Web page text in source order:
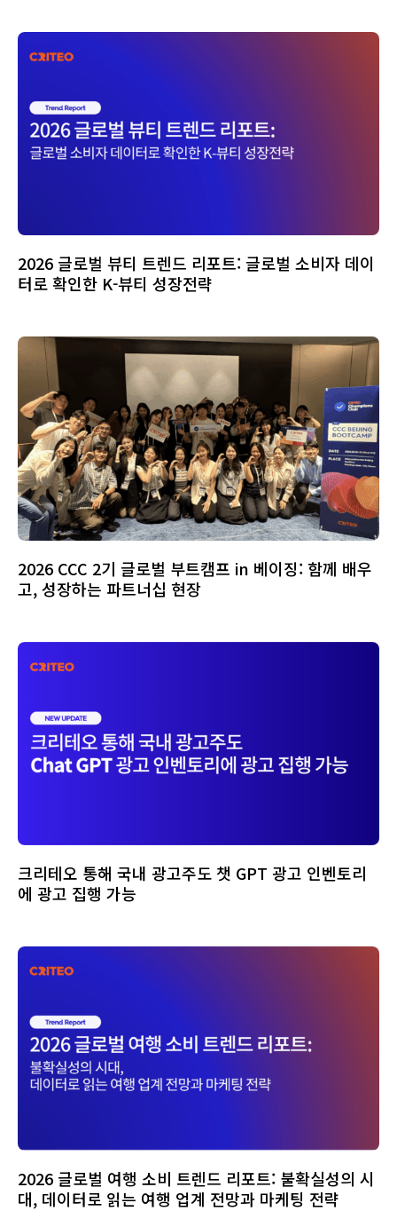
2026 글로벌 뷰티 트렌드 리포트: 글로벌 소비자 데이
터로 확인한 K-뷰티 성장전략
2026 CCC 2기 글로벌 부트캠프 in 베이징: 함께 배우
고, 성장하는 파트너십 현장
크리테오 통해 국내 광고주도 챗 GPT 광고 인벤토리
에 광고 집행 가능
2026 글로벌 여행 소비 트렌드 리포트: 불확실성의 시
대, 데이터로 읽는 여행 업계 전망과 마케팅 전략